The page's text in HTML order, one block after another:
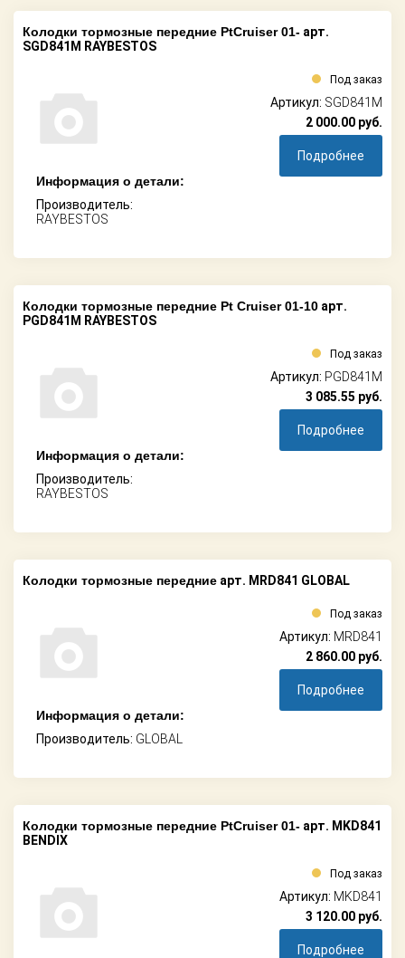
Колодки тормозные передние PtCruiser 01- арт.
SGD841M RAYBESTOS
Информация о детали:
Производитель:
RAYBESTOS
Под заказ
Артикул: SGD841M
2 000.00 руб.
Подробнее
Колодки тормозные передние Pt Cruiser 01-10 арт.
PGD841M RAYBESTOS
Информация о детали:
Производитель:
RAYBESTOS
Под заказ
Артикул: PGD841M
3 085.55 руб.
Подробнее
Колодки тормозные передние арт. MRD841 GLOBAL
Информация о детали:
Производитель: GLOBAL
Под заказ
Артикул: MRD841
2 860.00 руб.
Подробнее
Колодки тормозные передние PtCruiser 01- арт. MKD841
BENDIX
Под заказ
Артикул: MKD841
3 120.00 руб.
Подробнее